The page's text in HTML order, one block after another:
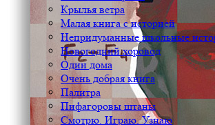
Крылья ветра
Малая книга с историей
Непридуманные школьные
Новогодний хоровод
Один дома
Очень добрая книга
Палитра
Пифагоровы штаны
Смотрю. Играю. Узнаю